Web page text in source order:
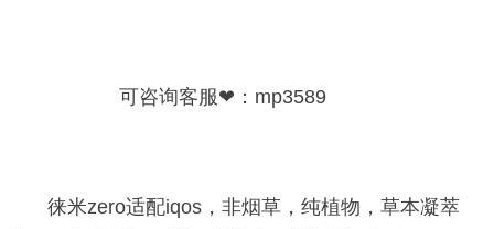
可咨询客服❤：mp3589
徕米zero适配iqos，非烟草，纯植物，草本凝萃